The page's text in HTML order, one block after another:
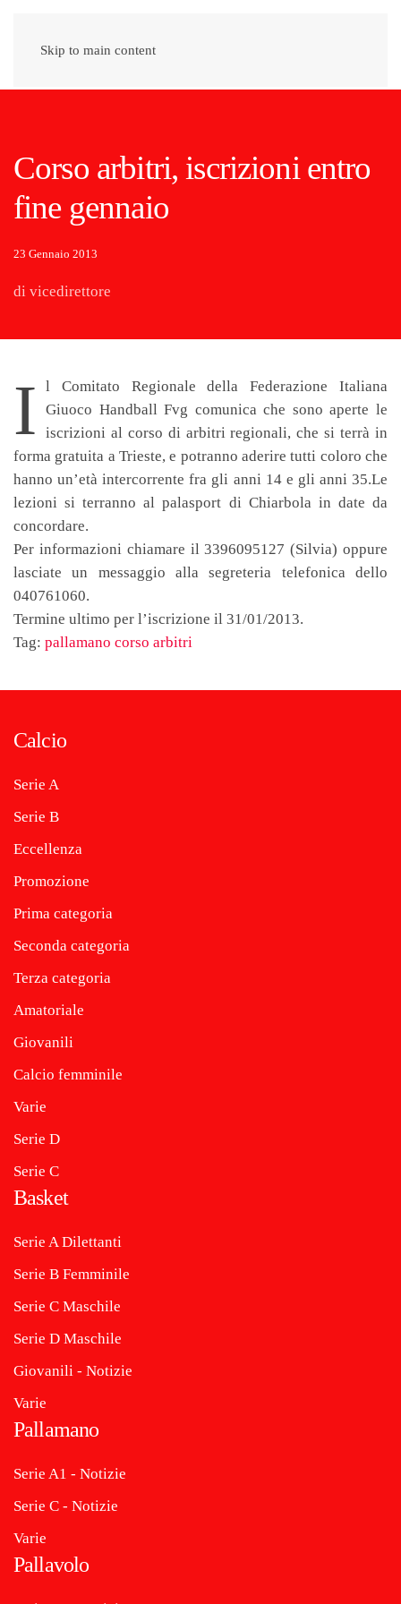
Skip to main content
Corso arbitri, iscrizioni entro
fine gennaio
23 Gennaio 2013
di vicedirettore
I
l Comitato Regionale della Federazione Italiana
Giuoco Handball Fvg comunica che sono aperte le
iscrizioni al corso di arbitri regionali, che si terrà in
forma gratuita a Trieste, e potranno aderire tutti coloro che
hanno un’età intercorrente fra gli anni 14 e gli anni 35.Le
lezioni si terranno al palasport di Chiarbola in date da
concordare.
Per informazioni chiamare il 3396095127 (Silvia) oppure
lasciate un messaggio alla segreteria telefonica dello
040761060.
Termine ultimo per l’iscrizione il 31/01/2013.
Tag: pallamano corso arbitri
Calcio
Serie A
Serie B
Eccellenza
Promozione
Prima categoria
Seconda categoria
Terza categoria
Amatoriale
Giovanili
Calcio femminile
Varie
Serie D
Serie C
Basket
Serie A Dilettanti
Serie B Femminile
Serie C Maschile
Serie D Maschile
Giovanili - Notizie
Varie
Pallamano
Serie A1 - Notizie
Serie C - Notizie
Varie
Pallavolo